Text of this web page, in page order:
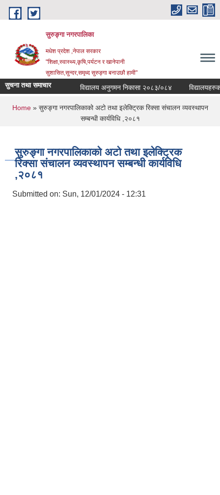
Skip to main content
सुरुङ्‍गा नगरपालिका
मधेश प्रदेश ,नेपाल सरकार
"शिक्षा,स्वास्थ्य,कृषि,पर्यटन र खानेपानी
सुशासित,सुन्दर,समृध्द सुरुङ्गा बनाउछौ हामी"
सुचना तथा समाचार विद्यालय अनुगमन निकासा २०८३/०८४
You are here
Home» सुरुङ्गा नगरपालिकाको अटो तथा इलेक्ट्रिक रिक्सा संचालन व्यवस्थापन
सम्बन्धी कार्यविधि ,२०८१
सुरुङ्गा नगरपालिकाको अटो तथा इलेक्ट्रिक
रिक्सा संचालन व्यवस्थापन सम्बन्धी कार्यविधि
,२०८१
Submitted on: Sun, 12/01/2024 - 12:31